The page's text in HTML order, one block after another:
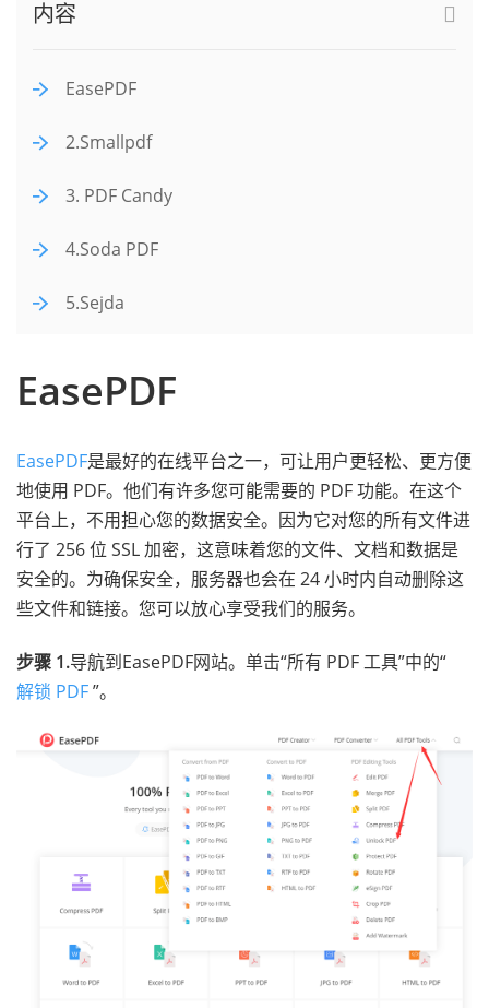
内容
EasePDF
2.Smallpdf
3. PDF Candy
4.Soda PDF
5.Sejda
EasePDF
EasePDF是最好的在线平台之一，可让用户更轻松、更方便
地使用 PDF。他们有许多您可能需要的 PDF 功能。在这个
平台上，不用担心您的数据安全。因为它对您的所有文件进
行了 256 位 SSL 加密，这意味着您的文件、文档和数据是
安全的。为确保安全，服务器也会在 24 小时内自动删除这
些文件和链接。您可以放心享受我们的服务。
步骤 1.导航到EasePDF网站。单击“所有 PDF 工具”中的“
解锁 PDF”。